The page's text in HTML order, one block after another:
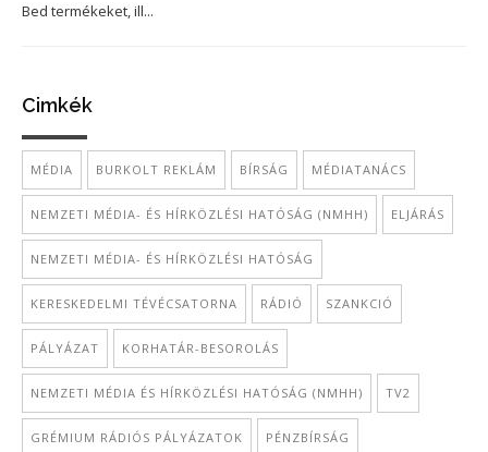
Bed termékeket, ill...
Cimkék
MÉDIA BURKOLT REKLÁM BÍRSÁG MÉDIATANÁCS
NEMZETI MÉDIA- ÉS HÍRKÖZLÉSI HATÓSÁG (NMHH) ELJÁRÁS
NEMZETI MÉDIA- ÉS HÍRKÖZLÉSI HATÓSÁG
KERESKEDELMI TÉVÉCSATORNA RÁDIÓ SZANKCIÓ
PÁLYÁZAT KORHATÁR-BESOROLÁS
NEMZETI MÉDIA ÉS HÍRKÖZLÉSI HATÓSÁG (NMHH) TV2
GRÉMIUM RÁDIÓS PÁLYÁZATOK PÉNZBÍRSÁG